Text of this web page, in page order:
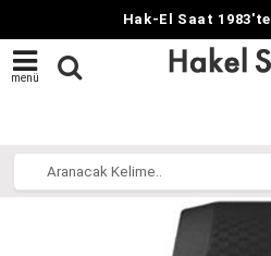
Hak-El Saat
menü